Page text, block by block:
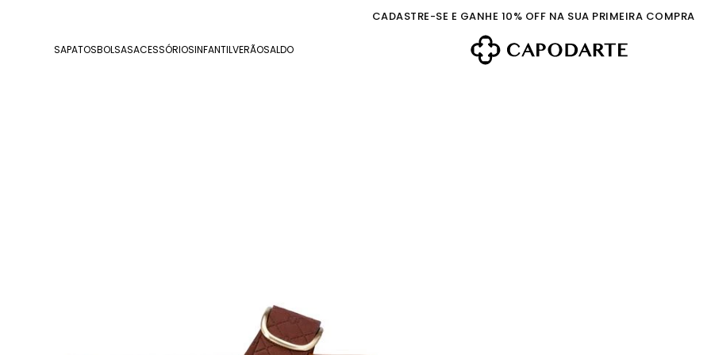
CADASTRE-SE E GANHE 10% OFF NA SUA PRIMEIRA COMPRA
SAPATOSBOLSASACESSÓRIOSINFANTILVERÃOSALDO